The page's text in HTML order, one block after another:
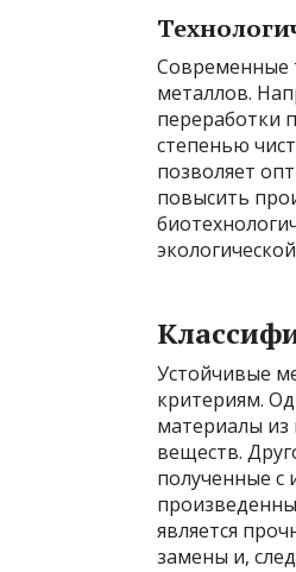
Современные
металлов.
переработки
степенью
позволяет
повысить
Устойчивые
критериям.
материалы из
веществ.
полученные с
является
замены и,